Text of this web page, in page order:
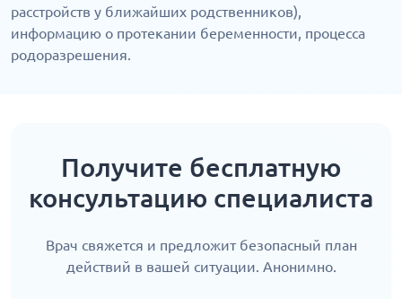
расстройств у ближайших родственников),
информацию о протекании беременности, процесса
родоразрешения.
Получите бесплатную
консультацию специалиста
Врач свяжется и предложит безопасный план
действий в вашей ситуации. Анонимно.